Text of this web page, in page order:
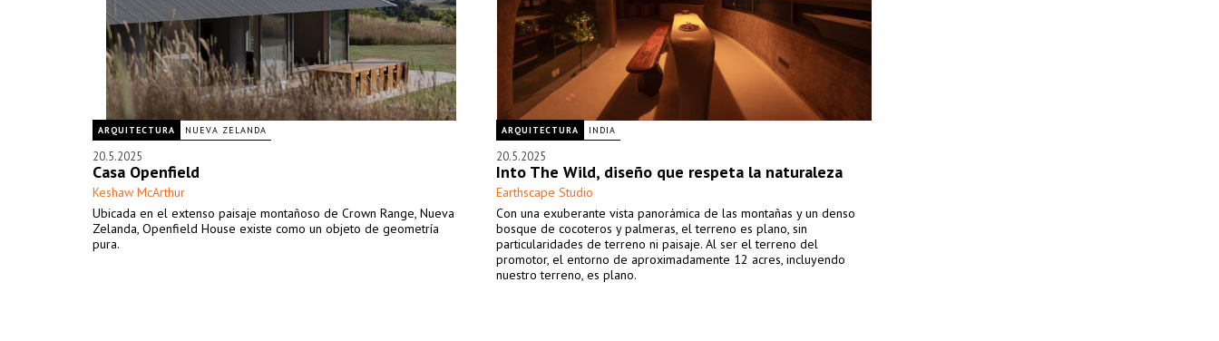
ARQUITECTURA NUEVA ZELANDA
20.5.2025
Casa Openfield
Keshaw McArthur
Ubicada en el extenso paisaje montañoso de Crown Range, Nueva
Zelanda, Openfield House existe como un objeto de geometría
pura.
ARQUITECTURA INDIA
20.5.2025
Into The Wild, diseño que respeta la naturaleza
Earthscape Studio
Con una exuberante vista panorámica de las montañas y un denso
bosque de cocoteros y palmeras, el terreno es plano, sin
particularidades de terreno ni paisaje. Al ser el terreno del
promotor, el entorno de aproximadamente 12 acres, incluyendo
nuestro terreno, es plano.